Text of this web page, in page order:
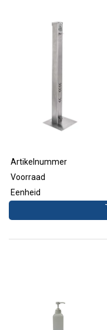
Artikelnummer
Voorraad
Eenheid